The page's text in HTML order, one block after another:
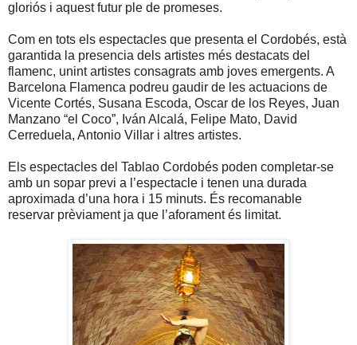
gloriós i aquest futur ple de promeses.
Com en tots els espectacles que presenta el Cordobés, està
garantida la presencia dels artistes més destacats del
flamenc, unint artistes consagrats amb joves emergents. A
Barcelona Flamenca podreu gaudir de les actuacions de
Vicente Cortés, Susana Escoda, Oscar de los Reyes, Juan
Manzano “el Coco”, Iván Alcalá, Felipe Mato, David
Cerreduela, Antonio Villar i altres artistes.
Els espectacles del Tablao Cordobés poden completar-se
amb un sopar previ a l’espectacle i tenen una durada
aproximada d’una hora i 15 minuts. És recomanable
reservar prèviament ja que l’aforament és limitat.